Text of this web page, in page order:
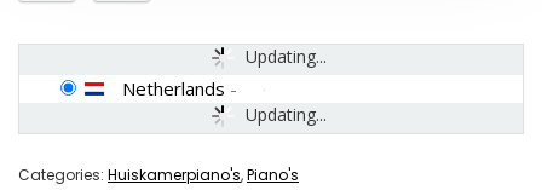
Updating...
Updating...
Netherlands -
Categories: Huiskamerpiano's,Piano's